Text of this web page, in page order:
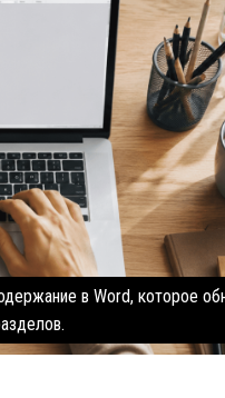
в Word, которое